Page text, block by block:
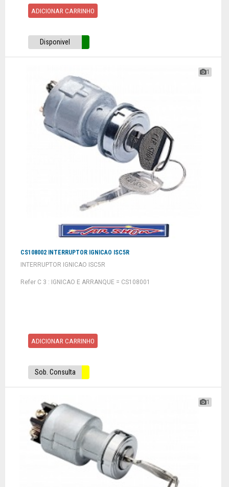
ADICIONAR CARRINHO
Disponivel
1
CS108002 INTERRUPTOR IGNICAO ISC5R
INTERRUPTOR IGNICAO ISC5R
Refer C 3 : IGNICAO E ARRANQUE = CS108001
ADICIONAR CARRINHO
Sob. Consulta
1